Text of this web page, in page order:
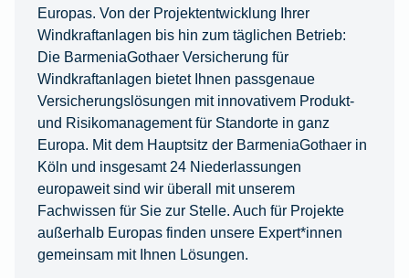
Europas. Von der Projektentwicklung Ihrer
Windkraftanlagen bis hin zum täglichen Betrieb:
Die BarmeniaGothaer Versicherung für
Windkraftanlagen bietet Ihnen passgenaue
Versicherungslösungen mit innovativem Produkt-
und Risikomanagement für Standorte in ganz
Europa. Mit dem Hauptsitz der BarmeniaGothaer in
Köln und insgesamt 24 Niederlassungen
europaweit sind wir überall mit unserem
Fachwissen für Sie zur Stelle. Auch für Projekte
außerhalb Europas finden unsere Expert*innen
gemeinsam mit Ihnen Lösungen.